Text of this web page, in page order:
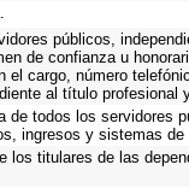
públicos,
de confianza u
el cargo, número
al título
de todos los servidores
ingresos y sistemas
los titulares de las